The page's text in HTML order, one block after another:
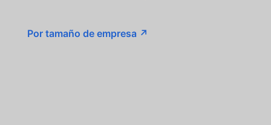
Por tamaño de empresa ↗